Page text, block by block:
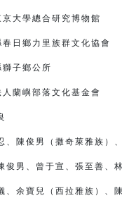
總合研究博物館
力里族群文化協會
鄉公所
部落文化基金會
、陳俊男（撒奇萊雅族）
俊男、曾于宣、張至善、
、余寶兒（西拉雅族）、